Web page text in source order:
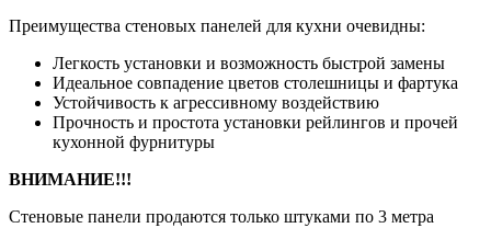
Преимущества стеновых панелей для кухни очевидны:
Легкость установки и возможность быстрой замены
Идеальное совпадение цветов столешницы и фартука
Устойчивость к агрессивному воздействию
Прочность и простота установки рейлингов и прочей
кухонной фурнитуры
ВНИМАНИЕ!!!
Стеновые панели продаются только штуками по 3 метра